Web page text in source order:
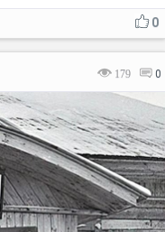
0
179 0